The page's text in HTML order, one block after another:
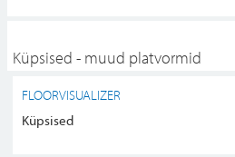
Küpsised - muud platvormid
FLOORVISUALIZER
Küpsised